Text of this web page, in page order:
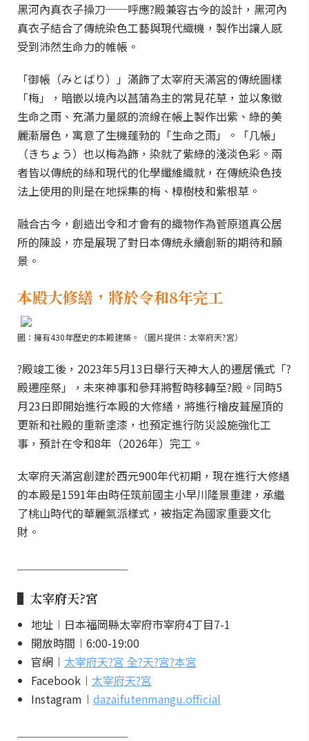
黑河內真衣子操刀──呼應?殿兼容古今的設計，黑河內
真衣子結合了傳統染色工藝與現代織機，製作出讓人感
受到沛然生命力的帷帳。
「御帳（みとばり）」滿飾了太宰府天滿宮的傳統圖樣
「梅」，暗嵌以境內以菖蒲為主的常見花草，並以象徵
生命之雨、充滿力量感的流線在帳上製作出紫、綠的美
麗漸層色，寓意了生機蓬勃的「生命之雨」。「几帳」
（きちょう）也以梅為飾，染就了紫綠的淺淡色彩。兩
者皆以傳統的絲和現代的化學纖維織就，在傳統染色技
法上使用的則是在地採集的梅、樟樹枝和紫根草。
融合古今，創造出令和才會有的織物作為菅原道真公居
所的陳設，亦是展現了對日本傳統永續創新的期待和願
景。
本殿大修繕，將於令和8年完工
圖：擁有430年歷史的本殿建築。（圖片提供：太宰府天?宮）
?殿竣工後，2023年5月13日舉行天神大人的遷居儀式「?
殿遷座祭」，未來神事和參拜將暫時移轉至?殿。同時5
月23日即開始進行本殿的大修繕，將進行檜皮葺屋頂的
更新和社殿的重新塗漆，也預定進行防災設施強化工
事，預計在令和8年（2026年）完工。
太宰府天滿宮創建於西元900年代初期，現在進行大修繕
的本殿是1591年由時任筑前國主小早川隆景重建，承繼
了桃山時代的華麗氣派樣式，被指定為國家重要文化
財。
▌太宰府天?宮
地址︱日本福岡縣太宰府市宰府4丁目7-1
開放時間︱6:00-19:00
官網︱ 太宰府天?宮 全?天?宮?本宮
Facebook︱ 太宰府天?宮
Instagram︱ dazaifutenmangu.official